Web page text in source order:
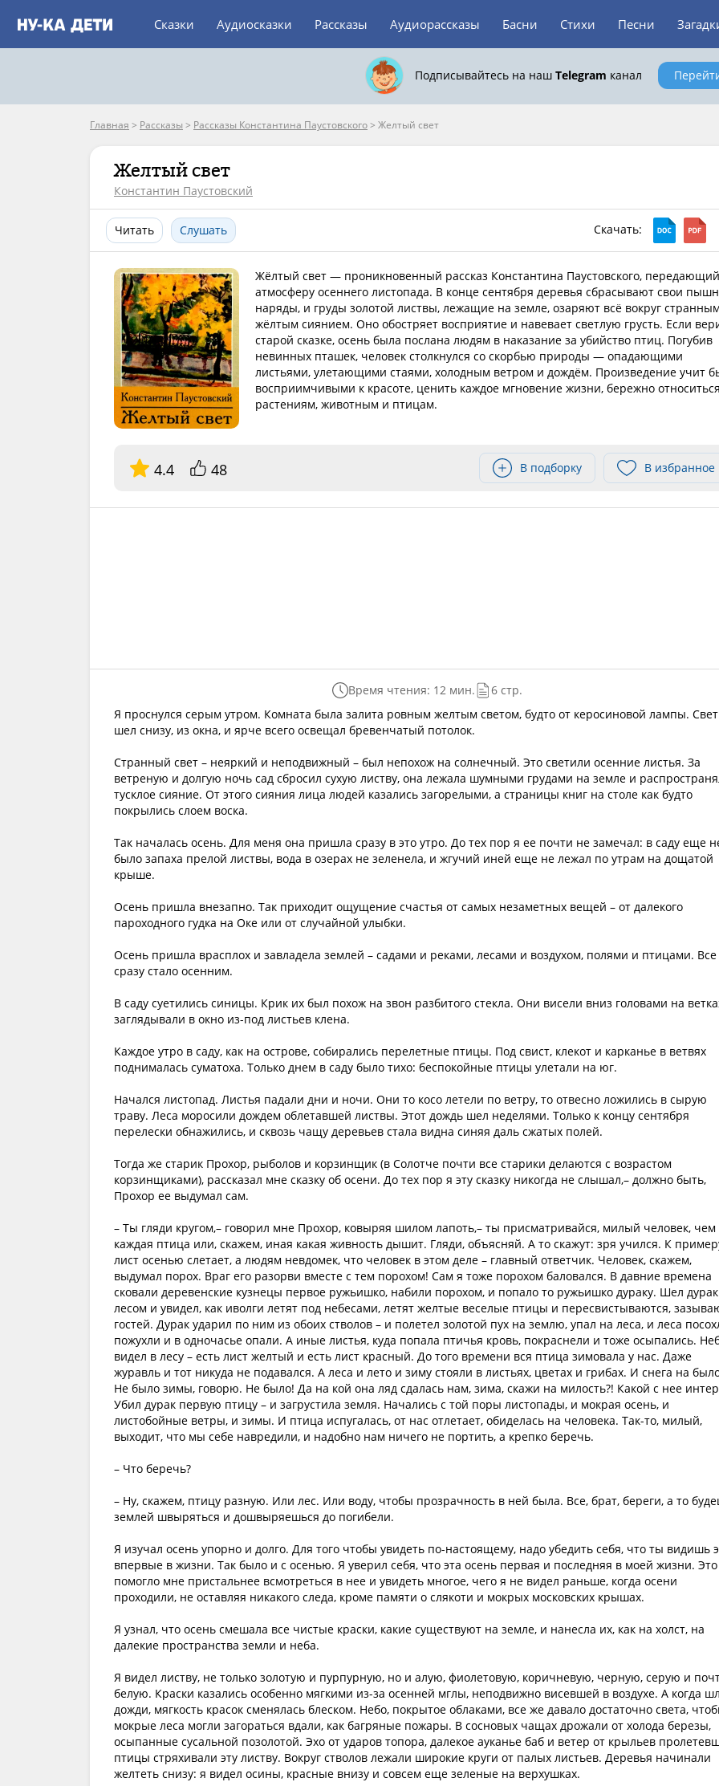
Сказки Аудиосказки Рассказы Аудиорассказы Басни Стихи Песни
Подписывайтесь на наш Telegram канал
Главная > Рассказы > Рассказы Константина Паустовского> Желтый свет
Желтый свет
Константин Паустовский
Читать Слушать Скачать:
Жёлтый свет — проникновенный рассказ Константина Паустовского, передающий
атмосферу осеннего листопада. В конце сентября деревья сбрасывают свои
наряды, и груды золотой листвы, лежащие на земле, озаряют всё вокруг странным
жёлтым сиянием. Оно обостряет восприятие и навевает светлую грусть. Если
старой сказке, осень была послана людям в наказание за убийство птиц. Погубив
невинных пташек, человек столкнулся со скорбью природы — опадающими
листьями, улетающими стаями, холодным ветром и дождём. Произведение учит
восприимчивыми к красоте, ценить каждое мгновение жизни, бережно
растениям, животным и птицам.
4.4 48 В подборку В избранное
Время чтения: 12 мин.
6 стр.
Я проснулся серым утром. Комната была залита ровным желтым светом, будто от керосиновой лампы. Свет
шел снизу, из окна, и ярче всего освещал бревенчатый потолок.
Странный свет – неяркий и неподвижный – был непохож на солнечный. Это светили осенние листья. За
ветреную и долгую ночь сад сбросил сухую листву, она лежала шумными грудами на земле и
тусклое сияние. От этого сияния лица людей казались загорелыми, а страницы книг на столе как будто
покрылись слоем воска.
Так началась осень. Для меня она пришла сразу в это утро. До тех пор я ее почти не замечал: в саду еще
было запаха прелой листвы, вода в озерах не зеленела, и жгучий иней еще не лежал по утрам на дощатой
крыше.
Осень пришла внезапно. Так приходит ощущение счастья от самых незаметных вещей – от далекого
пароходного гудка на Оке или от случайной улыбки.
Осень пришла врасплох и завладела землей – садами и реками, лесами и воздухом, полями и птицами. Все
сразу стало осенним.
В саду суетились синицы. Крик их был похож на звон разбитого стекла. Они висели вниз головами на
заглядывали в окно из-под листьев клена.
Каждое утро в саду, как на острове, собирались перелетные птицы. Под свист, клекот и карканье в ветвях
поднималась суматоха. Только днем в саду было тихо: беспокойные птицы улетали на юг.
Начался листопад. Листья падали дни и ночи. Они то косо летели по ветру, то отвесно ложились в сырую
траву. Леса моросили дождем облетавшей листвы. Этот дождь шел неделями. Только к концу сентября
перелески обнажились, и сквозь чащу деревьев стала видна синяя даль сжатых полей.
Тогда же старик Прохор, рыболов и корзинщик (в Солотче почти все старики делаются с возрастом
корзинщиками), рассказал мне сказку об осени. До тех пор я эту сказку никогда не слышал,– должно быть,
Прохор ее выдумал сам.
– Ты гляди кругом,– говорил мне Прохор, ковыряя шилом лапоть,– ты присматривайся, милый человек, чем
каждая птица или, скажем, иная какая живность дышит. Гляди, объясняй. А то скажут: зря учился. К
лист осенью слетает, а людям невдомек, что человек в этом деле – главный ответчик. Человек, скажем,
выдумал порох. Враг его разорви вместе с тем порохом! Сам я тоже порохом баловался. В давние времена
сковали деревенские кузнецы первое ружьишко, набили порохом, и попало то ружьишко дураку. Шел дурак
лесом и увидел, как иволги летят под небесами, летят желтые веселые птицы и пересвистываются,
гостей. Дурак ударил по ним из обоих стволов – и полетел золотой пух на землю, упал на леса, и леса
пожухли и в одночасье опали. А иные листья, куда попала птичья кровь, покраснели и тоже осыпались.
видел в лесу – есть лист желтый и есть лист красный. До того времени вся птица зимовала у нас. Даже
журавль и тот никуда не подавался. А леса и лето и зиму стояли в листьях, цветах и грибах. И снега на
Не было зимы, говорю. Не было! Да на кой она ляд сдалась нам, зимa, скажи на милость?! Какой с нее
Убил дурак первую птицу – и загрустила земля. Начались с той поры листопады, и мокрая осень, и
листобойные ветры, и зимы. И птица испугалась, от нас отлетает, обиделась на человека. Так-то, милый,
выходит, что мы себе навредили, и надобно нам ничего не портить, а крепко беречь.
– Что беречь?
– Ну, скажем, птицу разную. Или лес. Или воду, чтобы прозрачность в ней была. Все, брат, береги, а то
землей швыряться и дошвыряешься до погибели.
Я изучал осень упорно и долго. Для того чтобы увидеть по-настоящему, надо убедить себя, что ты видишь
впервые в жизни. Так было и с осенью. Я уверил себя, что эта осень первая и последняя в моей жизни. Это
помогло мне пристальнее всмотреться в нее и увидеть многое, чего я не видел раньше, когда осени
проходили, не оставляя никакого следа, кроме памяти о слякоти и мокрых московских крышах.
Я узнал, что осень смешала все чистые краски, какие существуют на земле, и нанесла их, как на холст, на
далекие пространства земли и неба.
Я видел листву, не только золотую и пурпурную, но и алую, фиолетовую, коричневую, черную, серую и
белую. Краски казались особенно мягкими из-за осенней мглы, неподвижно висевшей в воздухе. А когда
дожди, мягкость красок сменялась блеском. Небо, покрытое облаками, все же давало достаточно света,
мокрые леса могли загораться вдали, как багряные пожары. В сосновых чащах дрожали от холода березы,
осыпанные сусальной позолотой. Эхо от ударов топора, далекое ауканье баб и ветер от крыльев
птицы стряхивали эту листву. Вокруг стволов лежали широкие круги от палых листьев. Деревья начинали
желтеть снизу: я видел осины, красные внизу и совсем еще зеленые на верхушках.